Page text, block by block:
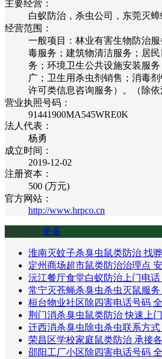
主要经营：
白蚁防治，杀虫公司，东莞灭
经营范围：
一般项目：林业有害生物防治
毒服务；建筑物清洁服务；居
务；环境卫生公共设施安装服
广；卫生用杀虫剂销售；消毒
许可类信息咨询服务）。（除
营业执照号码：
91441900MA545WRE0K
法人代表：
杨勇
成立时间：
2019-12-02
注册资本：
500 (万元)
官方网站：
http://www.hrpco.cn
新闻动态更多
淮南灭蚊子杀臭虫鼠类防治 找
定州商场超市鼠类防治治理点
沅江餐厅食堂白蚁防治上门电
常宁灭苍蝇杀臭虫杀虫灭鼠服
桓台物业社区除四害电话号码
荆门消杀臭虫鼠类防治 快速上
迁西消杀臭虫除虫杀虫联系方
荣昌区学校家庭鼠类防治 承接
邵阳工厂小区除四害电话号码